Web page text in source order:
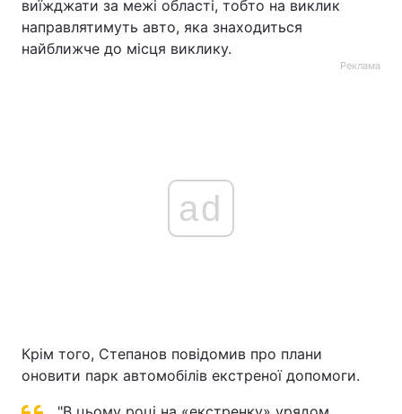
виїжджати за межі області, тобто на виклик
направлятимуть авто, яка знаходиться
найближче до місця виклику.
Реклама
ad
Крім того, Степанов повідомив про плани
оновити парк автомобілів екстреної допомоги.